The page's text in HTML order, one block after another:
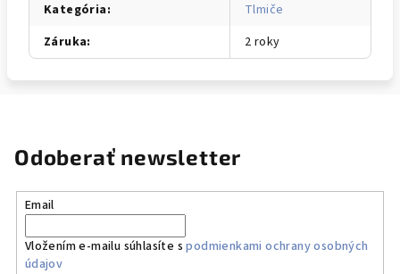
Kategória:
Tlmiče
Záruka: 2 roky
Odoberať newsletter
Email
Vložením e-mailu súhlasíte spodmienkami ochrany osobných
údajov